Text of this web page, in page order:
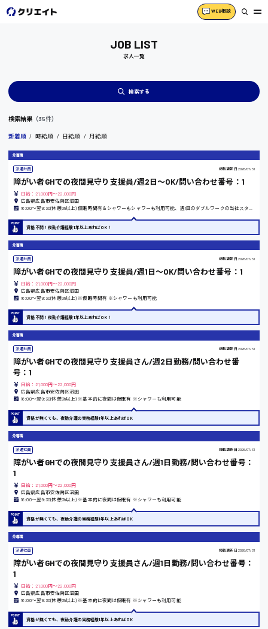
WEB相談
製造・軽作業・物流系
製造オペレーター
軽作業
フォークリフト
医師
看護助手
貿易事務
コールセンターオペレーター
一般事務
経理事務
医療事務
翻訳、通訳
DTPオペレーター
WEBデザイナー
広島市中区
広島市東区
広島市南区
広島市西区
広島市佐伯区
広島市安佐南区
広島市安佐北区
時給1200円～
時給1300円～
時給1400円～
時給1500円以上
JOB LIST
求人一覧
検索する
検索結果（35件）
新着順 時給順 日給順 月給順
介護職
派遣社員 掲載更新日 2026/07/31
障がい者GHでの夜間見守り支援員/週2日～OK/問い合わせ番号：1
日給：21,000円～22,000円
広島県広島市安佐南区沼田
16:00〜翌9:30(休憩3h以上) 仮眠時間有＆シャワーもシャワーも利用可能、週1回のダブルワークの当社スタッフ多数在籍
資格不問！夜勤介護経験1年以上あればOK！
介護職
派遣社員 掲載更新日 2026/07/31
障がい者GHでの夜間見守り支援員/週1日～OK/問い合わせ番号：1
日給：21,000円～22,000円
広島県広島市安佐南区沼田
16:00〜翌9:30(休憩3h以上) ※仮眠時間有 ※シャワーも利用可能
資格不問！夜勤介護経験1年以上あればOK！
介護職
派遣社員 掲載更新日 2026/07/31
障がい者GHでの夜間見守り支援員さん/週2日勤務/問い合わせ番
号：1
日給：21,000円～22,000円
広島県広島市安佐南区沼田
16:00〜翌9:30(休憩3h以上) ※基本的に夜間は仮眠有 ※シャワーも利用可能
資格が無くても、夜勤介護の実務経験1年以上あればOK
介護職
派遣社員 掲載更新日 2026/07/31
障がい者GHでの夜間見守り支援員さん/週1日勤務/問い合わせ番号：
1
日給：21,000円～22,000円
広島県広島市安佐南区沼田
16:00〜翌9:30(休憩3h以上) ※基本的に夜間は仮眠有 ※シャワーも利用可能
資格が無くても、夜勤介護の実務経験1年以上あればOK
介護職
派遣社員 掲載更新日 2026/07/31
障がい者GHでの夜間見守り支援員さん/週1日勤務/問い合わせ番号：
1
日給：21,000円～22,000円
広島県広島市安佐南区沼田
16:00〜翌9:30(休憩3h以上) ※基本的に夜間は仮眠有 ※シャワーも利用可能
資格が無くても、夜勤介護の実務経験1年以上あればOK